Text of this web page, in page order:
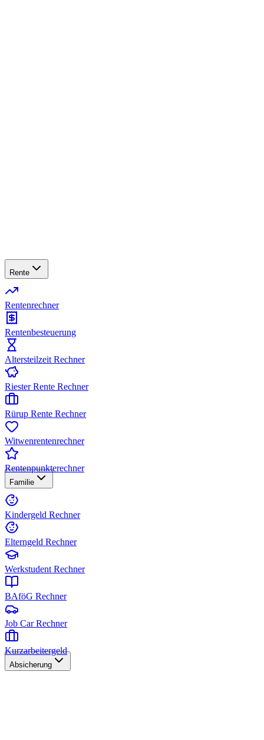
Rente
Rentenrechner
Rentenbesteuerung
Altersteilzeit Rechner
Riester Rente Rechner
Rürup Rente Rechner
Witwenrentenrechner
Rentenpunkterechner
Familie
Kindergeld Rechner
Elterngeld Rechner
Werkstudent Rechner
BAföG Rechner
Job Car Rechner
Kurzarbeitergeld
Absicherung